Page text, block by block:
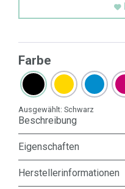
Farbe
Ausgewählt: Schwarz
Beschreibung
Eigenschaften
Herstellerinformationen